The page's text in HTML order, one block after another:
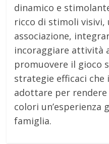
dinamico e
ricco di stimoli
associazione,
incoraggiare attività
promuovere il gioco
strategie efficaci
adottare per
colori
famiglia.